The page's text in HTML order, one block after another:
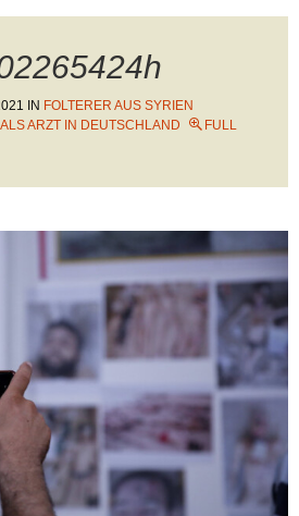
IN FOLTERER AUS SYRIEN
ARZT IN DEUTSCHLAND
FULL